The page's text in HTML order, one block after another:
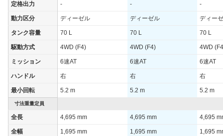
定格出力 - - -
動力区分 ディーゼル ディーゼル ディー
タンク容量 70 L 70 L 70 L
駆動方式 4WD (F4) 4WD (F4) 4WD
ミッション 6速AT 6速AT 6速AT
ハンドル 右 右 右
最小回転 5.2 m 5.2 m 5.2 m
寸法重量定員
全長 4,695 mm 4,695 mm 4,695
全幅 1,695 mm 1,695 mm 1,695